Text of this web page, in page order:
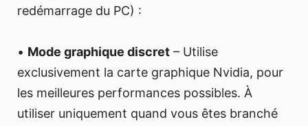
redémarrage du PC) :
• Mode graphique discret – Utilise
exclusivement la carte graphique Nvidia, pour
les meilleures performances possibles. À
utiliser uniquement quand vous êtes branché